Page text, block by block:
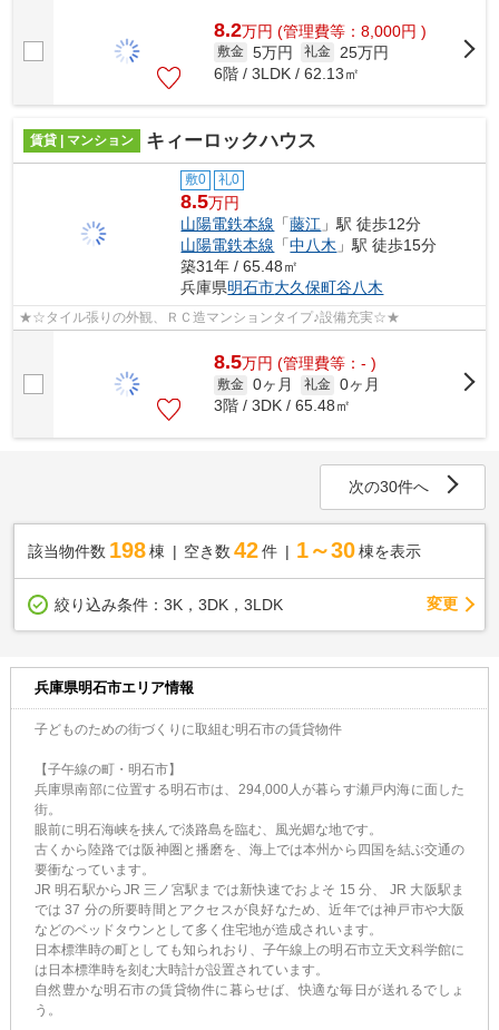
8.2万円 (管理費等：8,000円 )
敷金 5万円 礼金
25万円
6階 / 3LDK / 62.13㎡
賃貸 | マンション キィーロックハウス
敷0 礼0
8.5万円
山陽電鉄本線 「藤江 」駅 徒歩12分
山陽電鉄本線 「中八木 」駅 徒歩15分
築31年 / 65.48㎡
兵庫県明石市大久保町谷八木
★☆タイル張りの外観、ＲＣ造マンションタイプ♪設備充実☆★
8.5万円 (管理費等：- )
敷金 0ヶ月 礼金 0ヶ月
3階 / 3DK / 65.48㎡
次の30件へ
該当物件数 198棟 空き数 42 件 1～30 棟を表示
絞り込み条件： 3K，3DK，3LDK 変更
兵庫県明石市エリア情報
子どものための街づくりに取組む明石市の賃貸物件
【子午線の町・明石市】
兵庫県南部に位置する明石市は、294,000人が暮らす瀬戸内海に面した
街。
眼前に明石海峡を挟んで淡路島を臨む、風光媚な地です。
古くから陸路では阪神圏と播磨を、海上では本州から四国を結ぶ交通の
要衝なっています。
JR 明石駅からJR 三ノ宮駅までは新快速でおよそ 15 分、 JR 大阪駅ま
では 37 分の所要時間とアクセスが良好なため、近年では神戸市や大阪
などのベッドタウンとして多く住宅地が造成されいます。
日本標準時の町としても知られおり、子午線上の明石市立天文科学館に
は日本標準時を刻む大時計が設置されています。
自然豊かな明石市の賃貸物件に暮らせば、快適な毎日が送れるでしょ
う。